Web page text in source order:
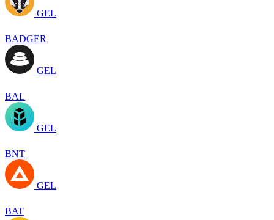
GEL
BADGER
GEL
BAL
GEL
BNT
GEL
BAT